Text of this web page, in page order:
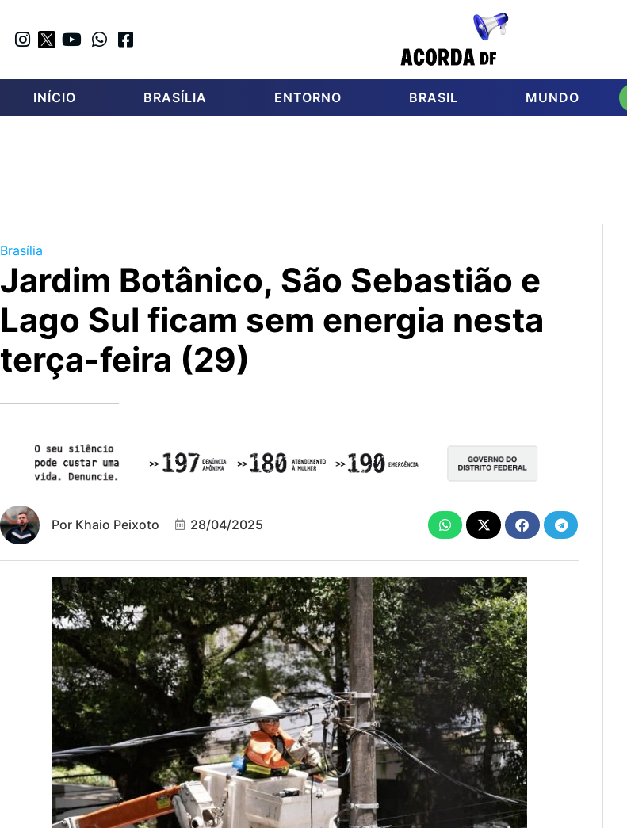
INÍCIO BRASÍLIA ENTORNO BRASIL MUNDO
Brasília
Jardim Botânico, São Sebastião e
Lago Sul ficam sem energia nesta
terça-feira (29)
Por Khaio Peixoto 28/04/2025